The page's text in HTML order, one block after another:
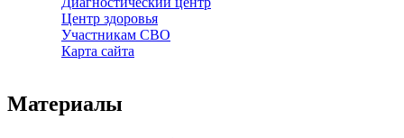
Центр здоровья
Участникам СВО
Карта сайта
Материалы